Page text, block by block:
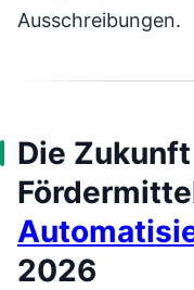
Ausschreibungen.
Die
2026